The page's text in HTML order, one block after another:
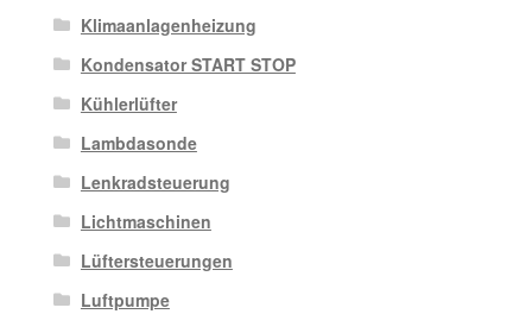
Klimaanlagenheizung
Kondensator START STOP
Kühlerlüfter
Lambdasonde
Lenkradsteuerung
Lichtmaschinen
Lüftersteuerungen
Luftpumpe